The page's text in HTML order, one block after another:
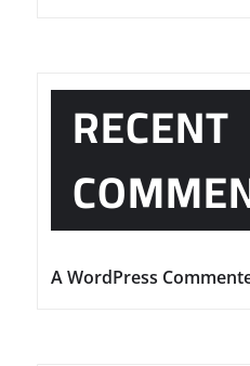
RECENT
A WordPress